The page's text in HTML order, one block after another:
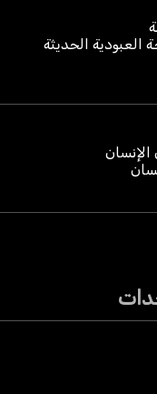
العبودية الحديثة
الإنسان